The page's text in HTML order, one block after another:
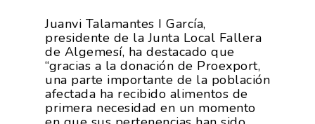
Juanvi Talamantes I García,
presidente de la Junta Local Fallera
de Algemesí, ha destacado que
“gracias a la donación de Proexport,
una parte importante de la población
afectada ha recibido alimentos de
primera necesidad en un momento